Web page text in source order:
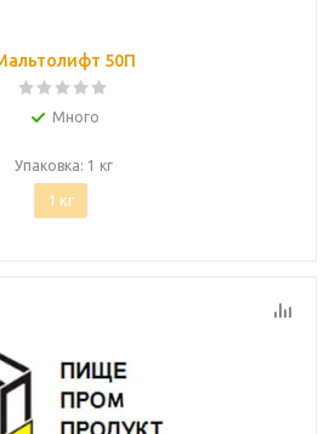
50П
Много
Упаковка: 1 кг
1 кг